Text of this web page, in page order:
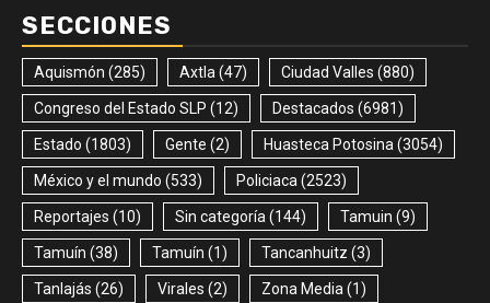
SECCIONES
Aquismón (285) Axtla(47) Ciudad Valles (880)
Congreso del Estado SLP (12) Destacados (6981)
Estado (1803) Gente (2) Huasteca Potosina(3054)
México y el mundo (533) Policiaca(2523)
Reportajes (10) Sin categoría(144) Tamuin (9)
Tamuín (38) Tamuín (1) Tancanhuitz (3)
Tanlajás (26) Virales (2) Zona Media(1)